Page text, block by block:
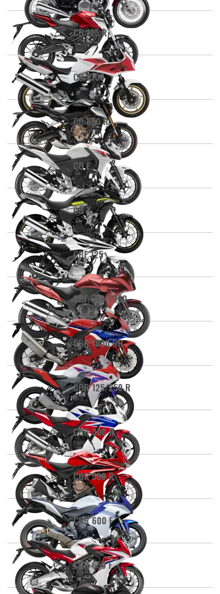
CB 125 R
CB 1300
CB 650 R
CB F
CB X
CBF 125
CBF 600/1000
CBR 1000 RR
CBR 125/250 R
CBR 300 R
CBR 500 R
CBR 600 F
CBR 650 F